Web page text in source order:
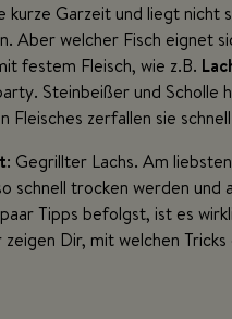
kurze Garzeit und liegt nicht
Aber welcher Fisch eignet
festem Fleisch, wie z.B.
Steinbeißer und
Fleisches zerfallen sie
: Gegrillter Lachs. Am
schnell trocken werden
Tipps befolgst, ist es
zeigen Dir, mit welchen